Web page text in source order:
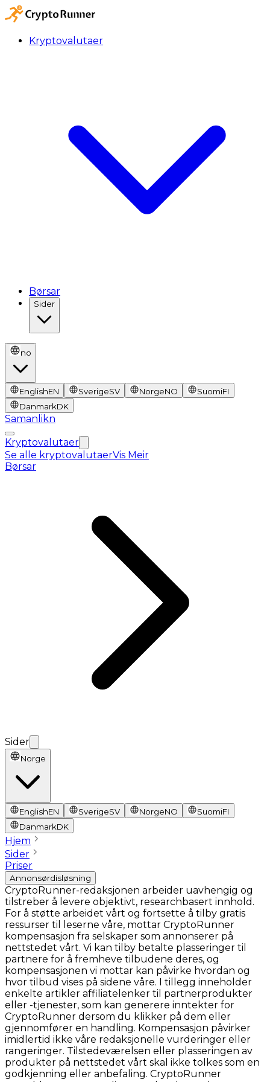
Kryptovalutaer
Børsar
Sider
no
EnglishEN SverigeSV NorgeNO SuomiFI
DanmarkDK
Samanlikn
Kryptovalutaer
Se alle kryptovalutaerVis Meir
Børsar
Sider
Norge
EnglishEN SverigeSV NorgeNO SuomiFI
DanmarkDK
Hjem
Sider
Priser
Annonsørdisløsning
CryptoRunner-redaksjonen arbeider uavhengig og
tilstreber å levere objektivt, researchbasert innhold.
For å støtte arbeidet vårt og fortsette å tilby gratis
ressurser til leserne våre, mottar CryptoRunner
kompensasjon fra selskaper som annonserer på
nettstedet vårt. Vi kan tilby betalte plasseringer til
partnere for å fremheve tilbudene deres, og
kompensasjonen vi mottar kan påvirke hvordan og
hvor tilbud vises på sidene våre. I tillegg inneholder
enkelte artikler affiliatelenker til partnerprodukter
eller -tjenester, som kan generere inntekter for
CryptoRunner dersom du klikker på dem eller
gjennomfører en handling. Kompensasjon påvirker
imidlertid ikke våre redaksjonelle vurderinger eller
rangeringer. Tilstedeværelsen eller plasseringen av
produkter på nettstedet vårt skal ikke tolkes som en
godkjenning eller anbefaling. CryptoRunner